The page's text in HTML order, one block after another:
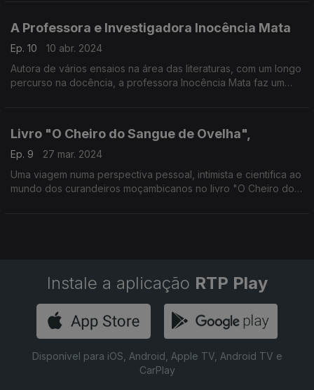
A Professora e Investigadora Inocência Mata
Ep. 10
10 abr. 2024
Autora de vários ensaios na área das literaturas, com um longo
percurso na docência, a professora Inocência Mata faz um
Livro "O Cheiro do Sangue de Ovelha",
Ep. 9
27 mar. 2024
Uma viagem numa perspectiva pessoal, intimista e cientifica ao
mundo dos curandeiros moçambicanos no livro "O Cheiro do
Instale a aplicação RTP Play
Disponível para iOS, Android, Apple TV, Android TV e
CarPlay